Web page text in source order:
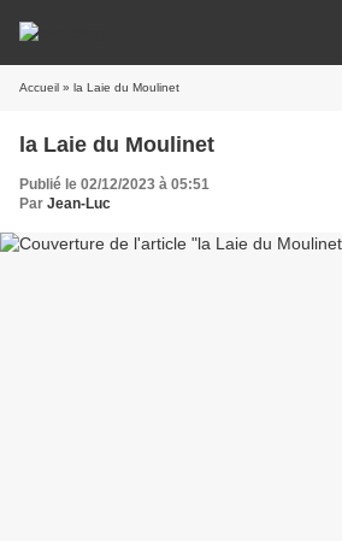
Accueil » la Laie du Moulinet
la Laie du Moulinet
Publié le 02/12/2023 à 05:51
Par Jean-Luc